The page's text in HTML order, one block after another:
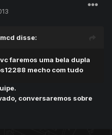
disse:
faremos uma bela dupla
mecho com tudo
conversaremos sobre